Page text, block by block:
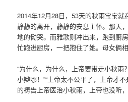
2014年12月28日，53天的秋雨宝宝就
静静的离开，静静的安息主怀。那天
地的恸哭。而雅歌则冲出来，跑到厨
忙跑进厨房，一把抱住了她。母女俩相
“为什么，为什么，上帝要带走小秋
小辫哪！”“上帝太不公平了，上帝才
的祷告上帝医治小秋雨，上帝也没听